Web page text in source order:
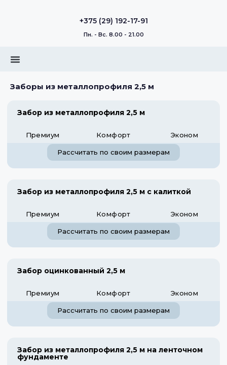
+375 (29) 192-17-91
Пн. - Вс. 8.00 - 21.00
Заборы из металлопрофиля 2,5 м
Забор из металлопрофиля 2,5 м
Премиум Комфорт Эконом
Рассчитать по своим размерам
Забор из металлопрофиля 2,5 м с калиткой
Премиум Комфорт Эконом
Рассчитать по своим размерам
Забор оцинкованный 2,5 м
Премиум Комфорт Эконом
Рассчитать по своим размерам
Забор из металлопрофиля 2,5 м на ленточном
фундаменте